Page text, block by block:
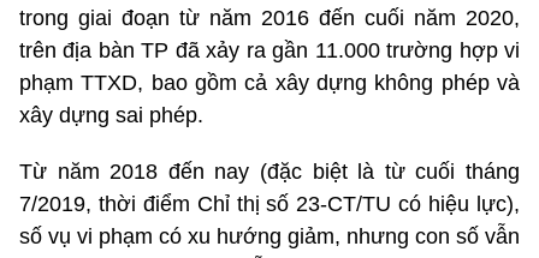
trong giai đoạn từ năm 2016 đến cuối năm 2020,
trên địa bàn TP đã xảy ra gần 11.000 trường hợp vi
phạm TTXD, bao gồm cả xây dựng không phép và
xây dựng sai phép.
Từ năm 2018 đến nay (đặc biệt là từ cuối tháng
7/2019, thời điểm Chỉ thị số 23-CT/TU có hiệu lực),
số vụ vi phạm có xu hướng giảm, nhưng con số vẫn